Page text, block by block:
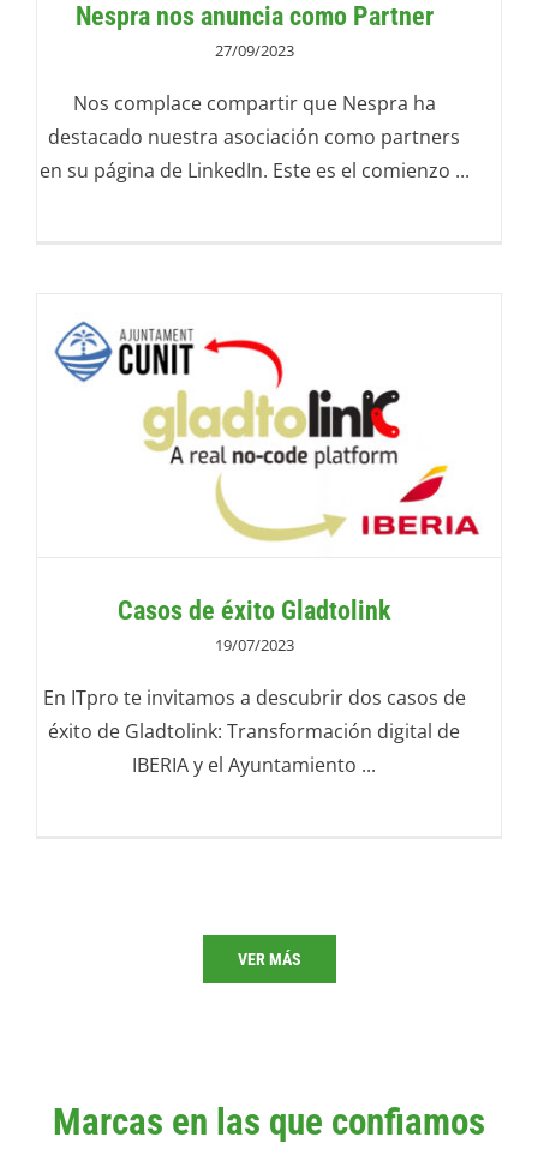
Nespra nos anuncia como Partner
27/09/2023
Nos complace compartir que Nespra ha
destacado nuestra asociación como partners
en su página de LinkedIn. Este es el comienzo ...
Casos de éxito Gladtolink
19/07/2023
En ITpro te invitamos a descubrir dos casos de
éxito de Gladtolink: Transformación digital de
IBERIA y el Ayuntamiento ...
VER MÁS
Marcas en las que confiamos